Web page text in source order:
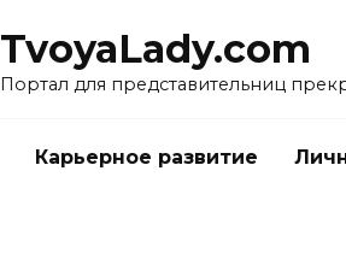
TvoyaLady.com
Портал для представительниц
Карьерное развитие